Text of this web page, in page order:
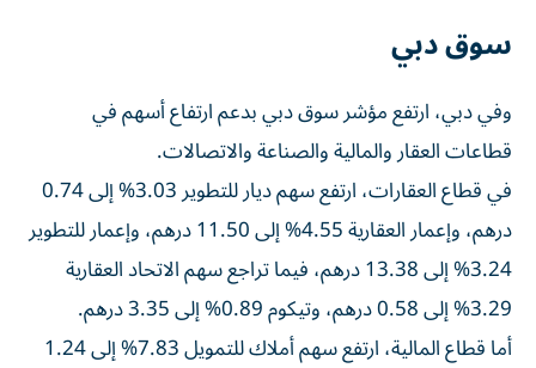
سوق دبي
وفي دبي، ارتفع مؤشر سوق دبي بدعم ارتفاع أسهم في
قطاعات العقار والمالية والصناعة والاتصالات.
في قطاع العقارات، ارتفع سهم ديار للتطوير 3.03% إلى 0.74
درهم، وإعمار العقارية 4.55% إلى 11.50 درهم، وإعمار للتطوير
3.24% إلى 13.38 درهم، فيما تراجع سهم الاتحاد العقارية
3.29% إلى 0.58 درهم، وتيكوم 0.89% إلى 3.35 درهم.
أما قطاع المالية، ارتفع سهم أملاك للتمويل 7.83% إلى 1.24